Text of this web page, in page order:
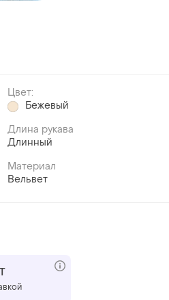
Цвет:
Бежевый
Длина рукава
Длинный
Материал
Вельвет